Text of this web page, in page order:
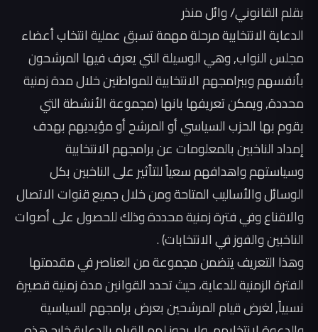
بقلم القانوني/ وائل منذر
الدعاية الانتخابية مرحلة مهمة تسبق عملية انتخاب أعضاء
مجلس النواب, وهي الوسيلة التي يعرف فيها المرشحون
بأنفسهم وببرامجهم الانتخابية للمواطنين خلال مدة زمنية
محددة, ويمكن تعريفها بانها (مجموعة الأنشطة التي
يقوم بها الحزب السياسي أو المرشح أو مؤيديهم بهدف
إمداد الناخبين بالمعلومات عن برامجهم الانتخابية
وسياستهم واهدافهم سعياً للتأثير على الناخبين بكل
الوسائل والأساليب المتاحة ومن خلال جميع قنوات الاتصال
والاقناع وفي فترة زمنية محددة وذلك للحصول على أصوات
الناخبين والفوز في الانتخابات) .
وهذا التعريف يتضمن مجموعة من العناصر في مقدمتها
الفترة الزمنية للدعاية، حيث تحدد القوانين مدة زمنية قصيرة
نسبياً, لغرض قيام المرشحين بعرض برامجهم السياسية